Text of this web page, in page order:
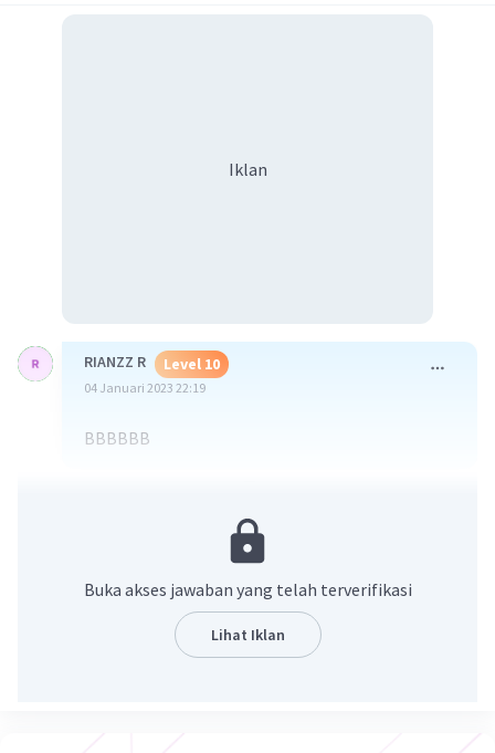
Iklan
RIANZZ R Level 10
04 Januari 2023 22:19
BBBBBB
Buka akses jawaban yang telah terverifikasi
Lihat Iklan